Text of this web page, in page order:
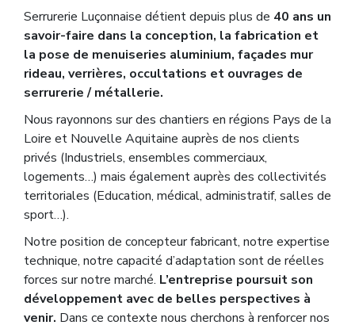
Serrurerie Luçonnaise détient depuis plus de 40 ans un
savoir-faire dans la conception, la fabrication et
la pose de menuiseries aluminium, façades mur
rideau, verrières, occultations et ouvrages de
serrurerie / métallerie.
Nous rayonnons sur des chantiers en régions Pays de la
Loire et Nouvelle Aquitaine auprès de nos clients
privés (Industriels, ensembles commerciaux,
logements…) mais également auprès des collectivités
territoriales (Education, médical, administratif, salles de
sport…).
Notre position de concepteur fabricant, notre expertise
technique, notre capacité d’adaptation sont de réelles
forces sur notre marché. L’entreprise poursuit son
développement avec de belles perspectives à
venir. Dans ce contexte nous cherchons à renforcer nos